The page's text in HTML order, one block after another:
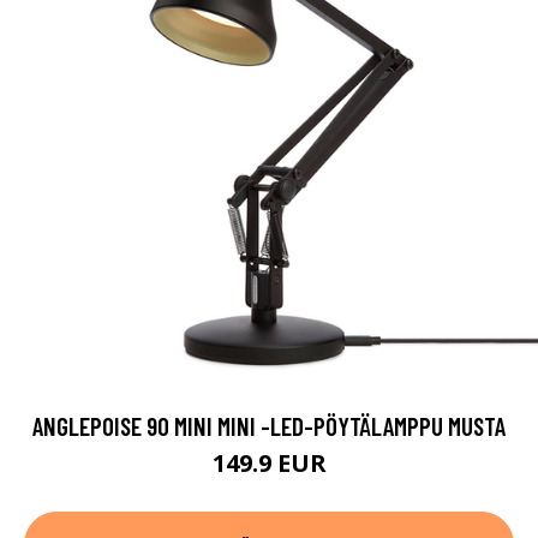
ANGLEPOISE 90 MINI MINI -LED-PÖYTÄLAMPPU MUSTA
149.9 EUR